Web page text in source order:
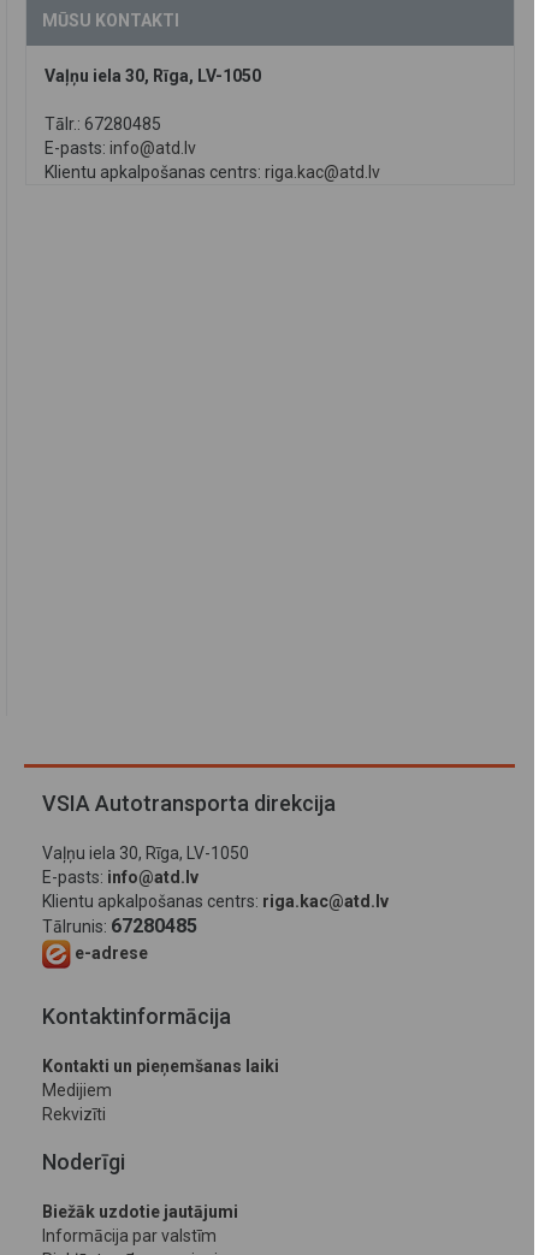
MŪSU KONTAKTI
Vaļņu iela 30, Rīga, LV-1050
Tālr.: 67280485
E-pasts: info@atd.lv
Klientu apkalpošanas centrs: riga.kac@atd.lv
VSIA Autotransporta direkcija
Vaļņu iela 30, Rīga, LV-1050
E-pasts: info@atd.lv
Klientu apkalpošanas centrs: riga.kac@atd.lv
Tālrunis: 67280485
e-adrese
Kontaktinformācija
Kontakti un pieņemšanas laiki
Medijiem
Rekvizīti
Noderīgi
Biežāk uzdotie jautājumi
Informācija par valstīm